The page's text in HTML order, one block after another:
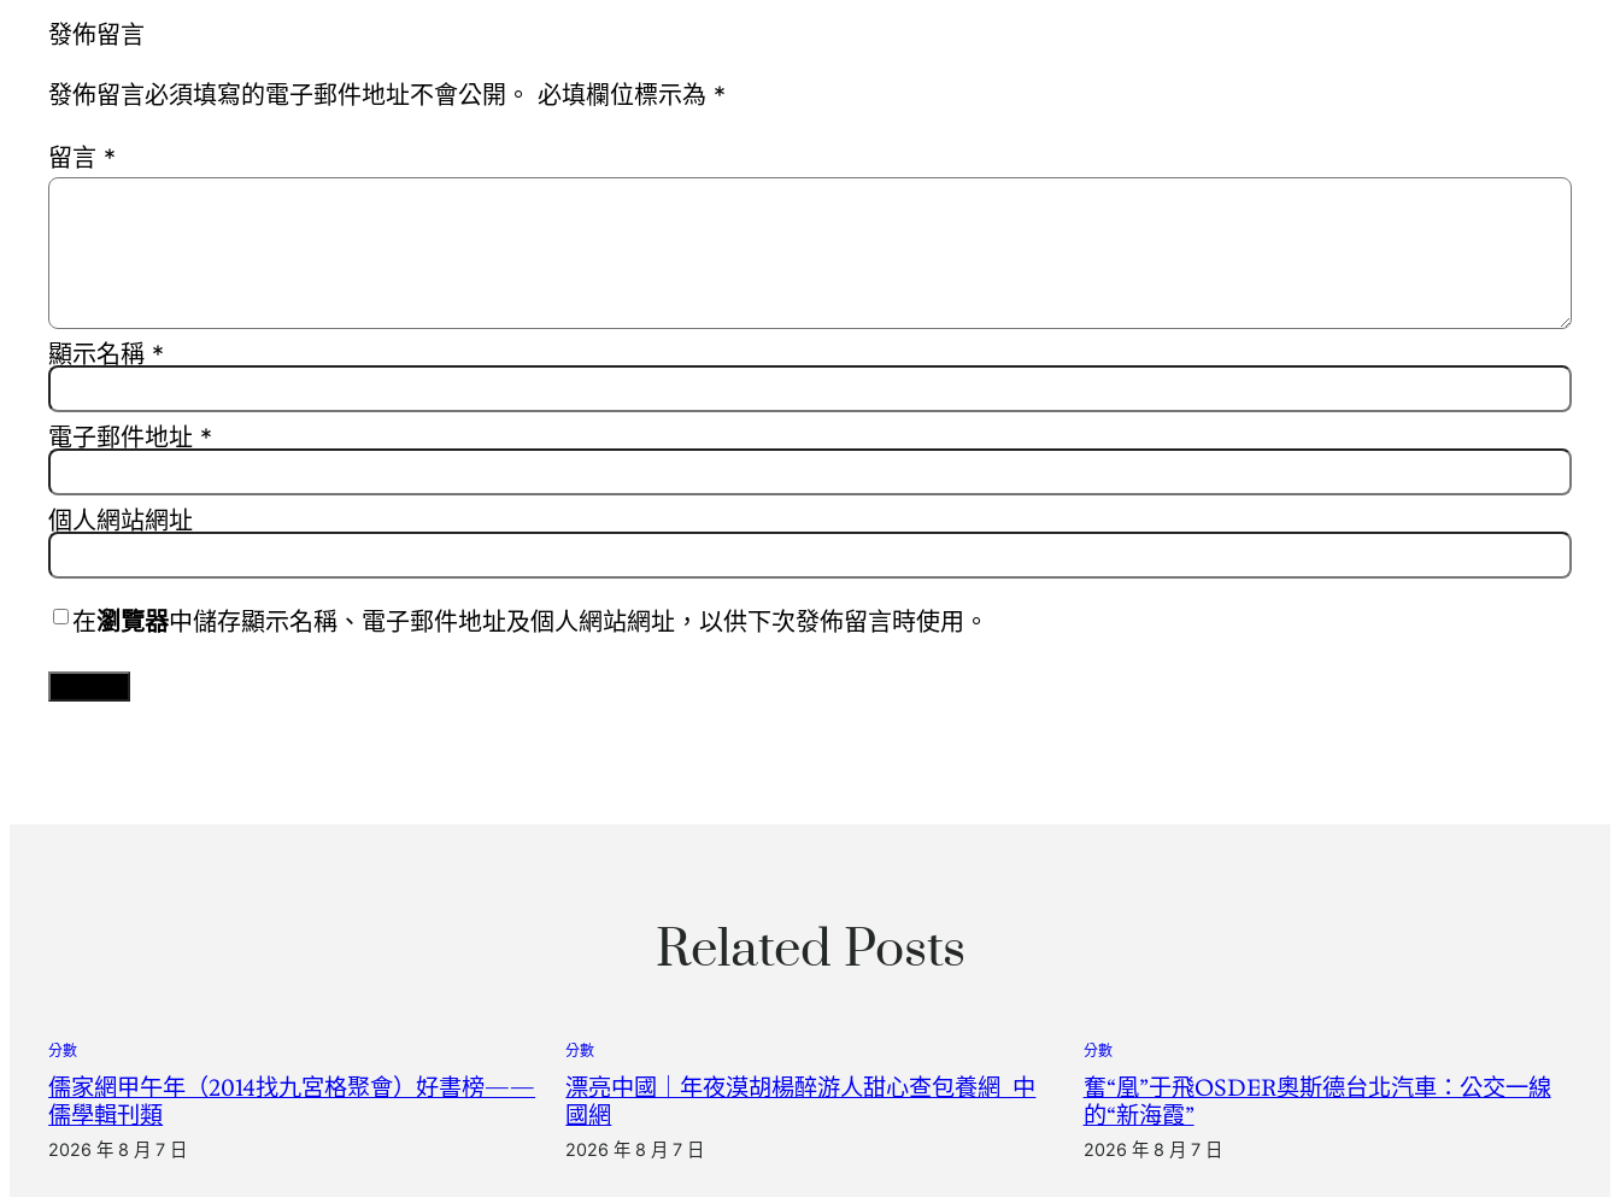
發佈留言
發佈留言必須填寫的電子郵件地址不會公開。 必填欄位標示為 *
留言 *
顯示名稱 *
電子郵件地址 *
個人網站網址
在瀏覽器中儲存顯示名稱、電子郵件地址及個人網站網址，以供下次發佈留言時使用。
Related Posts
分數
儒家網甲午年（2014找九宮格聚會）好書榜——
儒學輯刊類
2026 年 8 月 7 日
分數
漂亮中國｜年夜漠胡楊醉游人甜心查包養網_中
國網
2026 年 8 月 7 日
分數
奮“凰”于飛OSDER奧斯德台北汽車：公交一線
的“新海霞”
2026 年 8 月 7 日